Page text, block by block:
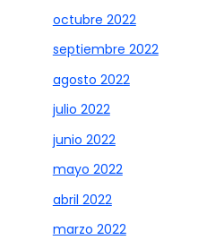
octubre 2022
septiembre 2022
agosto 2022
julio 2022
junio 2022
mayo 2022
abril 2022
marzo 2022